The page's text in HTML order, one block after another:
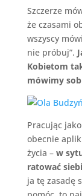
Szczerze
że czasami
wszyscy
nie próbuj”.
Kobietom
mówimy
Pracując
obecnie
życia – w
ratować
ja tę zasadę